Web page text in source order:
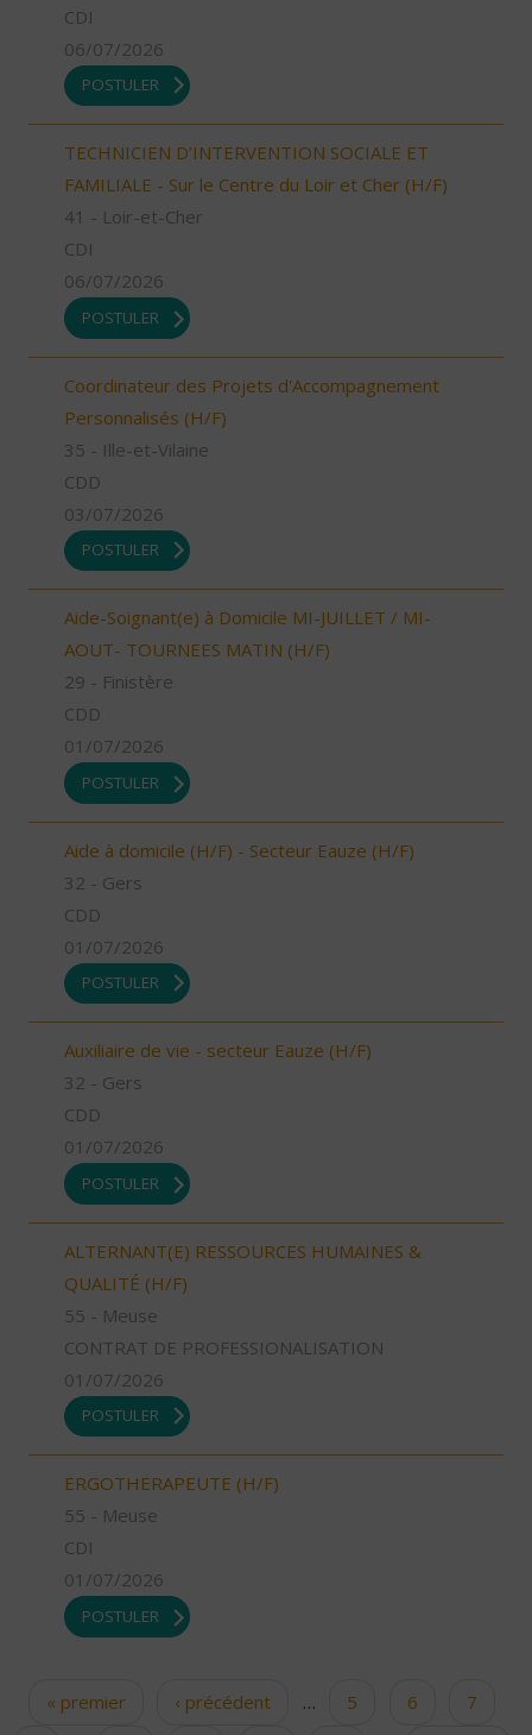
CDI
06/07/2026
POSTULER
TECHNICIEN D’INTERVENTION SOCIALE ET
FAMILIALE - Sur le Centre du Loir et Cher (H/F)
41 - Loir-et-Cher
CDI
06/07/2026
POSTULER
Coordinateur des Projets d'Accompagnement
Personnalisés (H/F)
35 - Ille-et-Vilaine
CDD
03/07/2026
POSTULER
Aide-Soignant(e) à Domicile MI-JUILLET / MI-
AOUT- TOURNEES MATIN (H/F)
29 - Finistère
CDD
01/07/2026
POSTULER
Aide à domicile (H/F) - Secteur Eauze (H/F)
32 - Gers
CDD
01/07/2026
POSTULER
Auxiliaire de vie - secteur Eauze (H/F)
32 - Gers
CDD
01/07/2026
POSTULER
ALTERNANT(E) RESSOURCES HUMAINES &
QUALITÉ (H/F)
55 - Meuse
CONTRAT DE PROFESSIONALISATION
01/07/2026
POSTULER
ERGOTHERAPEUTE (H/F)
55 - Meuse
CDI
01/07/2026
POSTULER
Pages« premier ‹ précédent … 5 6
7